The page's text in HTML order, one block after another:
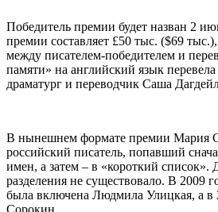
Победитель премии будет назван 2
премии составляет £50 тыс. ($69
между писателем-победителем и
памяти» на английский язык
драматург и переводчик Саша
В нынешнем формате премии Мария
российский писатель, попавший
имен, а затем – в «короткий список».
разделения не существовало. В 2009
была включена Людмила Улицкая, а в
Сорокин.